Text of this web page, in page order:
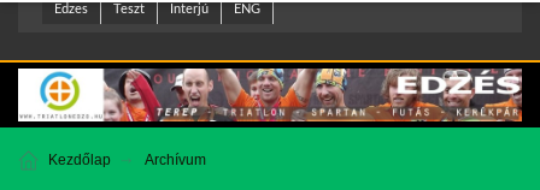
Edzes Teszt Interjú ENG
Kezdőlap Archívum